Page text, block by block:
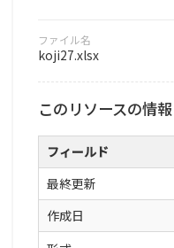
ファイル名
koji27.xlsx
このリソースの情報
フィールド
最終更新
作成日